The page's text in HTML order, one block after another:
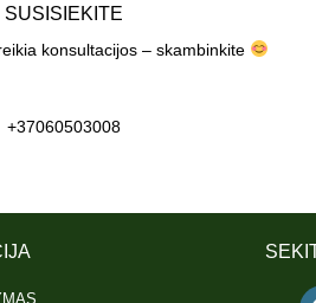
SUSISIEKITE
konsultacijos – skambinkite
+37060503008